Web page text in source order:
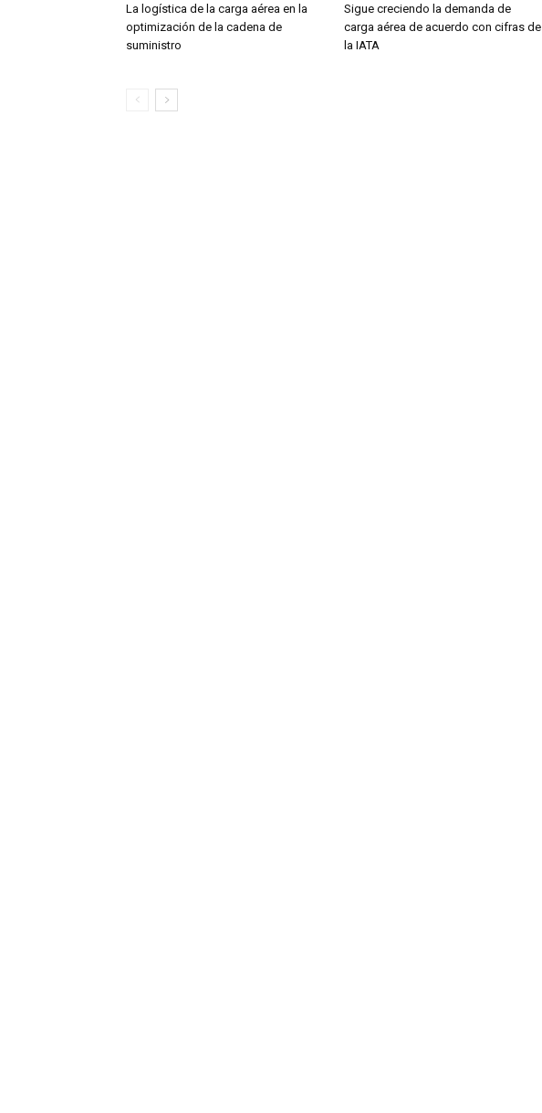
La logística de la carga aérea en la
optimización de la cadena de
suministro
Sigue creciendo la demanda de
carga aérea de acuerdo con cifras de
la IATA